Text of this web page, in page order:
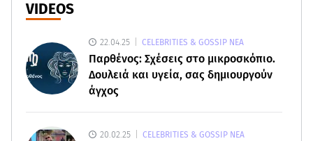
08.08.26 , 21:20
«Ισλαμικό ΝΑΤΟ»: Πώς επηρεάζεται η Ελλάδα
από τη νέα συμμαχία
08.08.26 , 19:19
Τραγωδία στην Πάρο: Νεκρό 4χρονο παιδί σε
πισίνα
VIDEOS
22.04.25 CELEBRITIES & GOSSIP ΝΕΑ
Παρθένος: Σχέσεις στο μικροσκόπιο.
Δουλειά και υγεία, σας δημιουργούν
άγχος
20.02.25 CELEBRITIES & GOSSIP ΝΕΑ